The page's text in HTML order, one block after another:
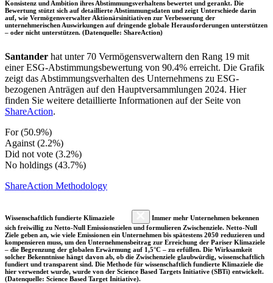
Konsistenz und Ambition ihres Abstimmungsverhaltens bewertet und gerankt. Die
Bewertung stützt sich auf detaillierte Abstimmungsdaten und zeigt Unterschiede darin
auf, wie Vermögensverwalter Aktionärsinitiativen zur Verbesserung der
unternehmerischen Auswirkungen auf dringende globale Herausforderungen unterstützen
– oder nicht unterstützen. (Datenquelle: ShareAction)
Santander hat unter 70 Vermögensverwaltern den Rang 19 mit
einer ESG-Abstimmungsbewertung von 90.4% erreicht. Die Grafik
zeigt das Abstimmungsverhalten des Unternehmens zu ESG-
bezogenen Anträgen auf den Hauptversammlungen 2024. Hier
finden Sie weitere detaillierte Informationen auf der Seite von
ShareAction.
For (50.9%)
Against (2.2%)
Did not vote (3.2%)
No holdings (43.7%)
ShareAction Methodology
Wissenschaftlich fundierte Klimaziele
Immer mehr Unternehmen bekennen
sich freiwillig zu Netto-Null Emissionszielen und formulieren Zwischenziele. Netto-Null
Ziele geben an, wie viele Emissionen ein Unternehmen bis spätestens 2050 reduzieren und
kompensieren muss, um den Unternehmensbeitrag zur Erreichung der Pariser Klimaziele
– die Begrenzung der globalen Erwärmung auf 1,5°C – zu erfüllen. Die Wirksamkeit
solcher Bekenntnisse hängt davon ab, ob die Zwischenziele glaubwürdig, wissenschaftlich
fundiert und transparent sind. Die Methode für wissenschaftlich fundierte Klimaziele die
hier verwendet wurde, wurde von der Science Based Targets Initiative (SBTi) entwickelt.
(Datenquelle: Science Based Target Initiative).